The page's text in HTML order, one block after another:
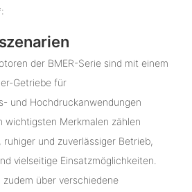
der BMER-Serie sind mit einem
Getriebe für
und Hochdruckanwendungen
wichtigsten Merkmalen zählen
und zuverlässiger Betrieb,
vielseitige Einsatzmöglichkeiten.
über verschiedene